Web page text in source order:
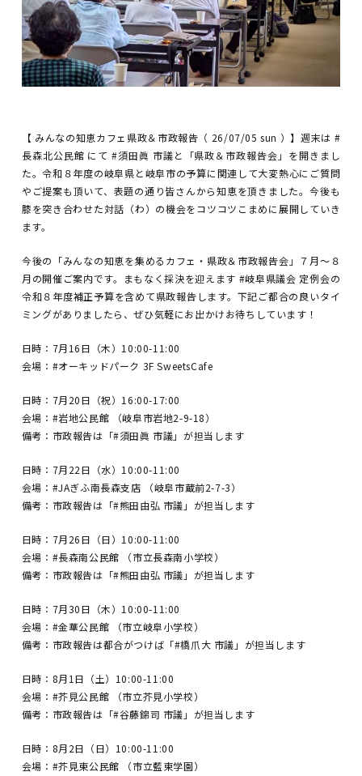
【 みんなの知恵カフェ県政＆市政報告（ 26/07/05 sun ）】週末は #
長森北公民館 にて #須田眞 市議と「県政＆市政報告会」を開きまし
た。令和８年度の岐阜県と岐阜市の予算に関連して大変熱心にご質問
やご提案も頂いて、表題の通り皆さんから知恵を頂きました。今後も
膝を突き合わせた対話（わ）の機会をコツコツこまめに展開していき
ます。
今後の「みんなの知恵を集めるカフェ・県政＆市政報告会」７月〜８
月の開催ご案内です。まもなく採決を迎えます #岐阜県議会 定例会の
令和８年度補正予算を含めて県政報告します。下記ご都合の良いタイ
ミングがありましたら、ぜひ気軽にお出かけお待ちしています！
日時：7月16日（木）10:00-11:00
会場：#オーキッドパーク 3F SweetsCafe
日時：7月20日（祝）16:00-17:00
会場：#岩地公民館 （岐阜市岩地2-9-18）
備考：市政報告は「#須田眞 市議」が担当します
日時：7月22日（水）10:00-11:00
会場：#JAぎふ南長森支店 （岐阜市蔵前2-7-3）
備考：市政報告は「#熊田由弘 市議」が担当します
日時：7月26日（日）10:00-11:00
会場：#長森南公民館 （市立長森南小学校）
備考：市政報告は「#熊田由弘 市議」が担当します
日時：7月30日（木）10:00-11:00
会場：#金華公民館 （市立岐阜小学校）
備考：市政報告は都合がつけば「#橋爪大 市議」が担当します
日時：8月1日（土）10:00-11:00
会場：#芥見公民館 （市立芥見小学校）
備考：市政報告は「#谷藤錦司 市議」が担当します
日時：8月2日（日）10:00-11:00
会場：#芥見東公民館 （市立藍東学園）